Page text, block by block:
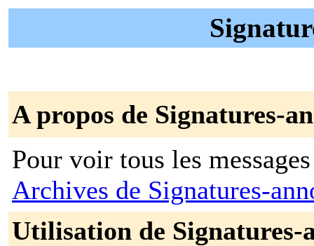
A propos de Signatures-
Pour voir tous les
Archives de Signatures-
Utilisation de Signatures-